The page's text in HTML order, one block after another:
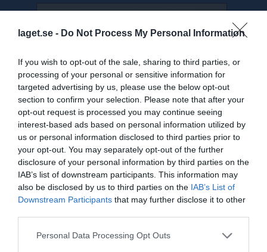
laget.se - Do Not Process My Personal Information
If you wish to opt-out of the sale, sharing to third parties, or
processing of your personal or sensitive information for
targeted advertising by us, please use the below opt-out
section to confirm your selection. Please note that after your
opt-out request is processed you may continue seeing
interest-based ads based on personal information utilized by
us or personal information disclosed to third parties prior to
your opt-out. You may separately opt-out of the further
disclosure of your personal information by third parties on the
IAB’s list of downstream participants. This information may
also be disclosed by us to third parties on the IAB’s List of
Downstream Participants that may further disclose it to other
Personal Data Processing Opt Outs
Senast uppladdade video